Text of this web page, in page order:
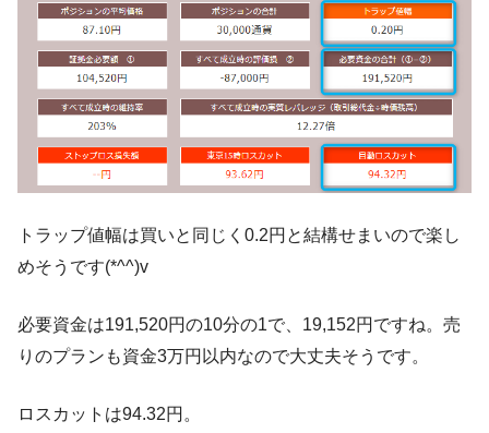
トラップ値幅は買いと同じく0.2円と結構せまいので楽し
めそうです(*^^)v
必要資金は191,520円の10分の1で、19,152円ですね。売
りのプランも資金3万円以内なので大丈夫そうです。
ロスカットは94.32円。